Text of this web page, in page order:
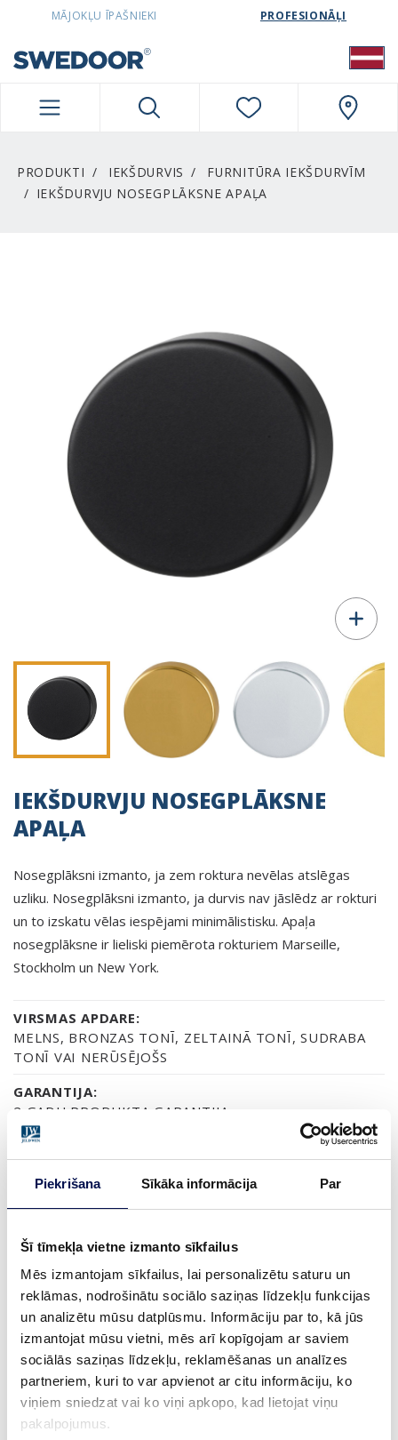
Piekrišana Sīkāka informācija Par
Šī tīmekļa vietne izmanto sīkfailus
Mēs izmantojam sīkfailus, lai personalizētu saturu un
reklāmas, nodrošinātu sociālo saziņas līdzekļu funkcijas
un analizētu mūsu datplūsmu. Informāciju par to, kā jūs
izmantojat mūsu vietni, mēs arī kopīgojam ar saviem
sociālās saziņas līdzekļu, reklamēšanas un analīzes
partneriem, kuri to var apvienot ar citu informāciju, ko
viņiem sniedzat vai ko viņi apkopo, kad lietojat viņu
pakalpojumus.
SWEDOORLATVIA NAVIGATION
MĀJOKĻU ĪPAŠNIEKI PROFESIONĀĻI
PRODUKTI IEKŠDURVIS
FURNITŪRA IEKŠDURVĪM
IEKŠDURVJU NOSEGPLĀKSNE APAĻA
IEKŠDURVJU NOSEGPLĀKSNE
APAĻA
Nosegplāksni izmanto, ja zem roktura nevēlas atslēgas
uzliku. Nosegplāksni izmanto, ja durvis nav jāslēdz ar rokturi
un to izskatu vēlas iespējami minimālistisku. Apaļa
nosegplāksne ir lieliski piemērota rokturiem Marseille,
Stockholm un New York.
VIRSMAS APDARE:
MELNS, BRONZAS TONĪ, ZELTAINĀ TONĪ, SUDRABA
TONĪ VAI NERŪSĒJOŠS
GARANTIJA:
2 GADU PRODUKTA GARANTIJA
APDARE (5)
PASŪTĪT BROŠŪRU Sazinies ar mums